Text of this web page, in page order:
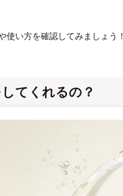
い方を確認してみましょう！
てくれるの？